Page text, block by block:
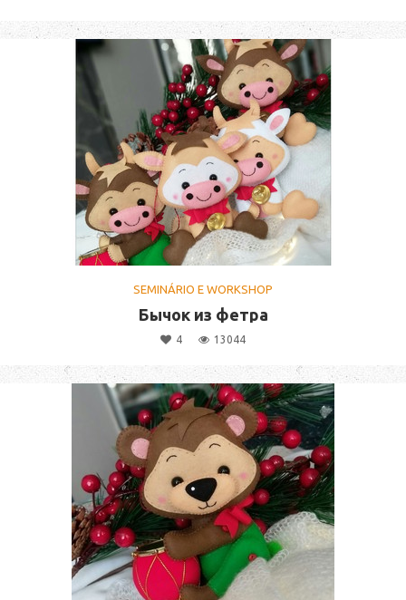
SEMINÁRIO E WORKSHOP
Бычок из фетра
4 13044